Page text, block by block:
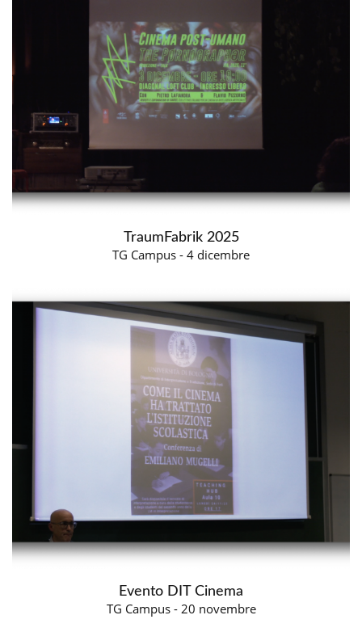
TraumFabrik 2025
TG Campus - 4 dicembre
Evento DIT Cinema
TG Campus - 20 novembre